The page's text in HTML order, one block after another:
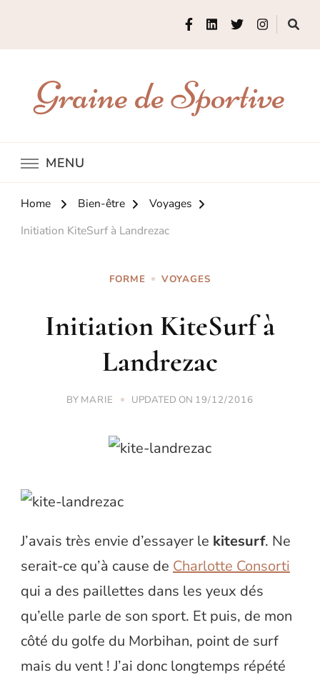
Graine de Sportive
MENU
Home Bien-être
Voyages
Initiation KiteSurf à Landrezac
FORME VOYAGES
Initiation KiteSurf à
Landrezac
BY MARIE UPDATED ON 19/12/2016
J’avais très envie d’essayer le kitesurf. Ne
serait-ce qu’à cause de Charlotte Consorti
qui a des paillettes dans les yeux dés
qu’elle parle de son sport. Et puis, de mon
côté du golfe du Morbihan, point de surf
mais du vent ! J’ai donc longtemps répété